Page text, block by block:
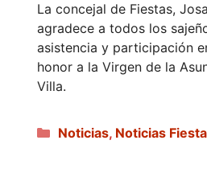
La concejal de Fiestas,
agradece a todos los
asistencia y participación
honor a la Virgen de la
Villa.
Categorías
Noticias, Noticias